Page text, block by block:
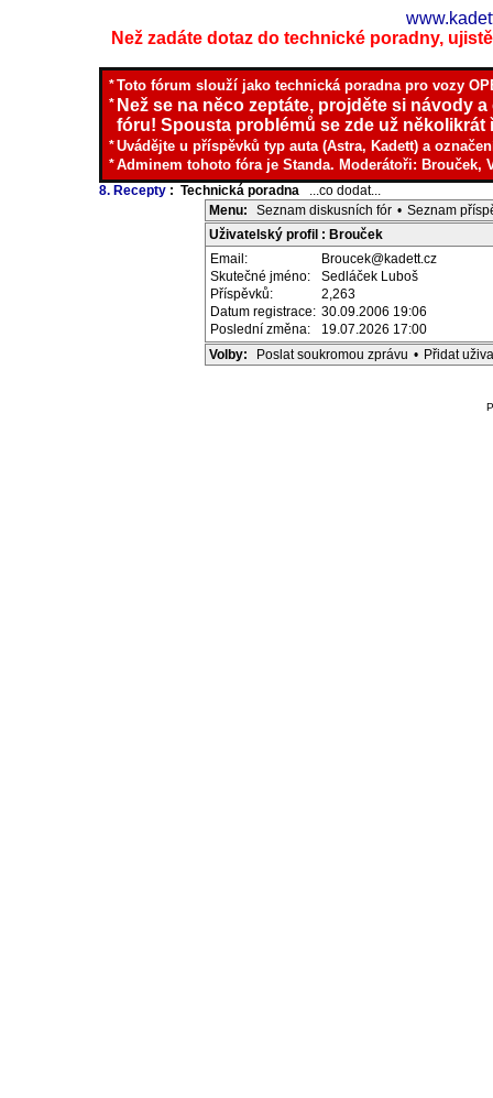
Než zadáte dotaz do technické poradny,
*Toto fórum slouží jako technická poradna pro vozy
* Než se na něco zeptáte, projděte si návody
fóru! Spousta problémů se zde už několikrát
*Uvádějte u příspěvků typ auta (Astra, Kadett) a
*Adminem tohoto fóra je Standa. Moderátoři: Brouček,
8. Recepty : Technická poradna ...co dodat...
Menu:
Seznam diskusních fór • Seznam
Uživatelský profil : Brouček
Email:
Broucek@kadett.cz
Skutečné jméno:
Sedláček Luboš
Příspěvků:
2,263
Datum registrace: 30.09.2006 19:06
Poslední změna:
19.07.2026 17:00
Volby:
Poslat soukromou zprávu • Přidat